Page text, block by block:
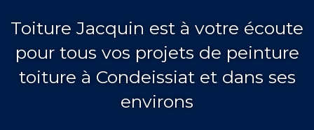
Toiture Jacquin est à votre écoute
pour tous vos projets de peinture
toiture à Condeissiat et dans ses
environs